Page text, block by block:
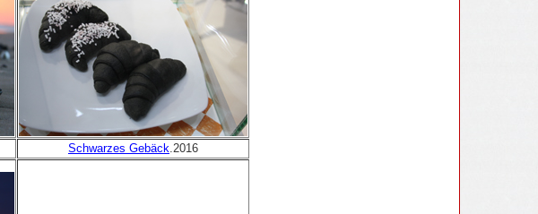
Schwarzes Gebäck .2016